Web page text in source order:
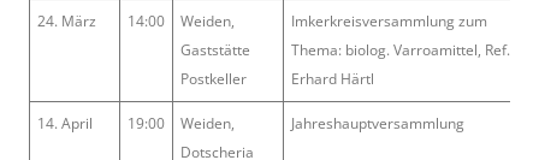
24. März 14:00
Weiden,
Gaststätte
Postkeller
Imkerkreisversammlung zum
Thema: biolog. Varroamittel, Ref.
Erhard Härtl
14. April 19:00
Weiden,
Dotscheria
Jahreshauptversammlung